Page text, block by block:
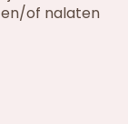
of nalaten